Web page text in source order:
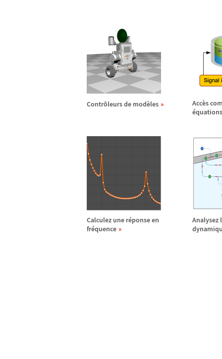
Contrôleurs de modèles Accès
é
Calculez une réponse en
fréquence
Analysez